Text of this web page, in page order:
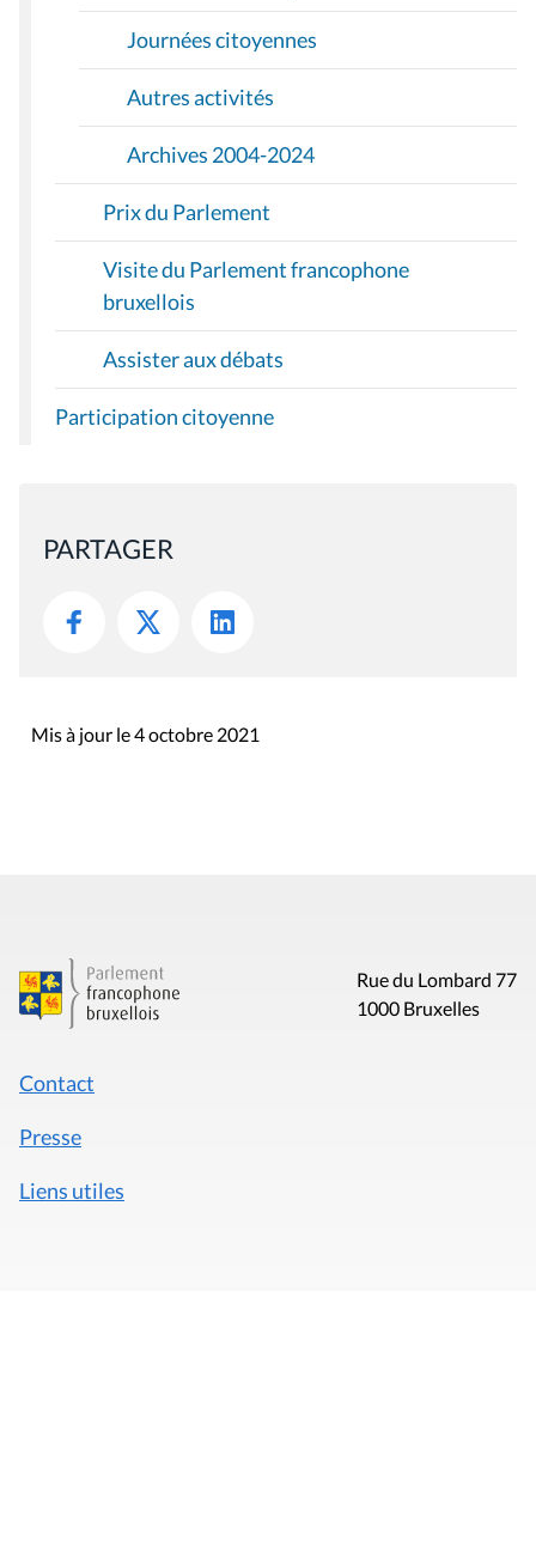
Journées citoyennes
Autres activités
Archives 2004-2024
Prix du Parlement
Visite du Parlement francophone
bruxellois
Assister aux débats
Participation citoyenne
PARTAGER
Mis à jour le 4 octobre 2021
Rue du Lombard 77
1000 Bruxelles
Contact
Presse
Liens utiles